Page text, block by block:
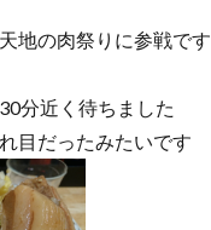
地の肉祭りに参戦です
分近く待ちました
目だったみたいです